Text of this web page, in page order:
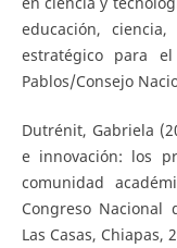
educación,
estratégico para
Pablos/Consejo
Dutrénit, Gabriela
e innovación: los
comunidad
Congreso Nacional
Las Casas, Chiapas,